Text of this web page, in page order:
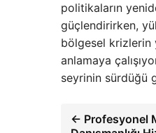
politikaların
güçlendirirken,
bölgesel krizlerin
anlamaya
seyrinin sürdüğü
← Profesyonel